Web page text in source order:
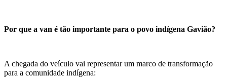
Por que a van é tão importante para o povo indígena Gavião?
A chegada do veículo vai representar um marco de transformação
para a comunidade indígena: